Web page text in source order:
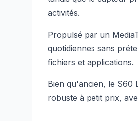
activités.
Propulsé par un
quotidiennes sans
fichiers et applications.
Bien qu'ancien, le S60
robuste à petit prix,